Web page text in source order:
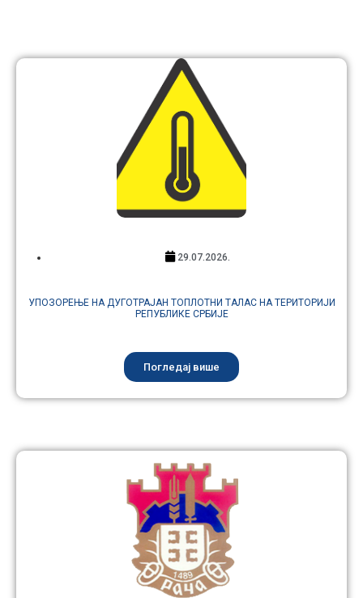
29.07.2026.
УПОЗОРЕЊЕ НА ДУГОТРАЈАН ТОПЛОТНИ ТАЛАС НА ТЕРИТОРИЈИ
РЕПУБЛИКЕ СРБИЈЕ
Погледај више